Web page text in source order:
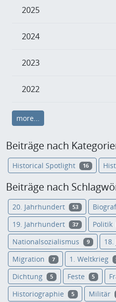
2025
2024
2023
2022
more...
Beiträge nach
Historical Spotlight 16
Beiträge nach
20. Jahrhundert 53
19. Jahrhundert 37 Politik
Nationalsozialismus 9
Migration 7 1. Weltkrieg
Dichtung 5 Feste 5
Historiographie 5 Militär